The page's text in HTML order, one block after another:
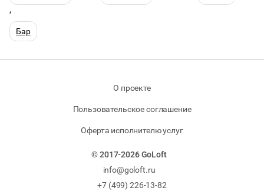
,
Бар
О проекте
Пользовательское соглашение
Оферта исполнителю услуг
© 2017-2026 GoLoft
info@goloft.ru
+7 (499) 226-13-82